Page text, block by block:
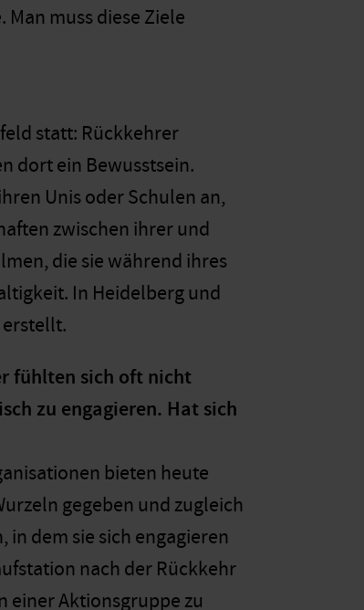
muss diese Ziele
statt: Rückkehrer
dort ein Bewusstsein.
Unis oder Schulen an,
zwischen ihrer und
die sie während ihres
In Heidelberg und
fühlten sich oft nicht
zu engagieren. Hat sich
bieten heute
gegeben und zugleich
dem sie sich engagieren
nach der Rückkehr
einer Aktionsgruppe zu